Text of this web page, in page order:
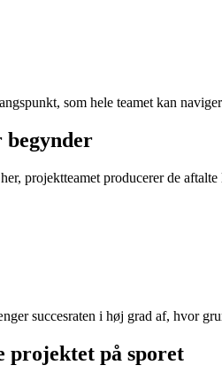
som hele teamet kan
begynder
projektteamet producerer de
succesraten i høj grad af, hvor
projektet på sporet